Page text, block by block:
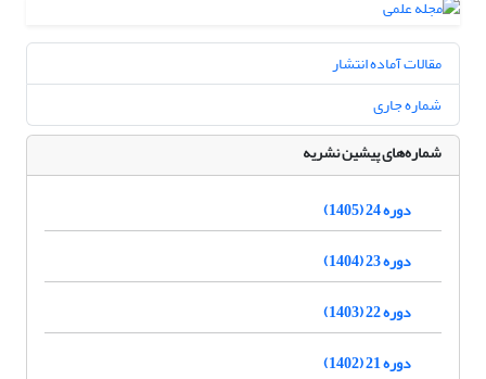
مقالات آماده انتشار
شماره جاری
شماره‌های پیشین نشریه
دوره 24 (1405)
دوره 23 (1404)
دوره 22 (1403)
دوره 21 (1402)